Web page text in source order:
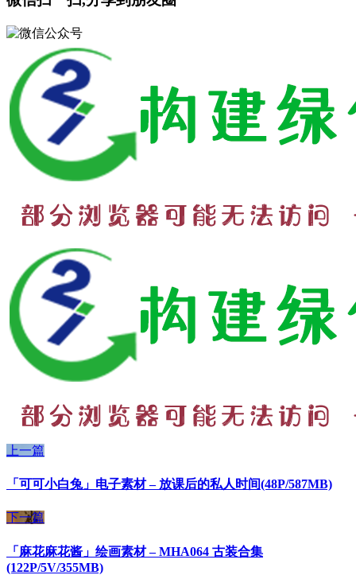
上一篇
「可可小白兔」电子素材 – 放课后的私人时间(48P/587MB)
下一篇
「麻花麻花酱」绘画素材 – MHA064 古装合集
(122P/5V/355MB)